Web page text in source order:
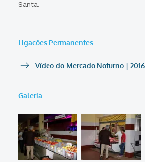
Santa.
Ligações Permanentes
Vídeo do Mercado Noturno | 2016
Galeria